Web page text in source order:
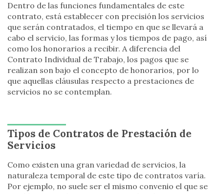
Dentro de las funciones fundamentales de este
contrato, está establecer con precisión los servicios
que serán contratados, el tiempo en que se llevará a
cabo el servicio, las formas y los tiempos de pago, así
como los honorarios a recibir. A diferencia del
Contrato Individual de Trabajo, los pagos que se
realizan son bajo el concepto de honorarios, por lo
que aquellas cláusulas respecto a prestaciones de
servicios no se contemplan.
Tipos de Contratos de Prestación de
Servicios
Como existen una gran variedad de servicios, la
naturaleza temporal de este tipo de contratos varía.
Por ejemplo, no suele ser el mismo convenio el que se